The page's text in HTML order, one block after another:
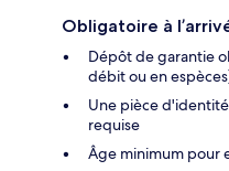
Obligatoire à
Dépôt de garantie
débit ou en
Une pièce
requise
Âge minimum pour